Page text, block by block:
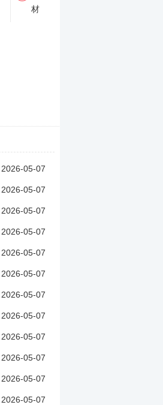
材
2026-05-07
2026-05-07
2026-05-07
2026-05-07
2026-05-07
2026-05-07
2026-05-07
2026-05-07
2026-05-07
2026-05-07
2026-05-07
2026-05-07